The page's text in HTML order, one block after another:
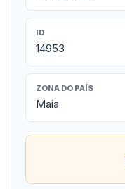
ID
14953
ZONA DO PAÍS
Maia